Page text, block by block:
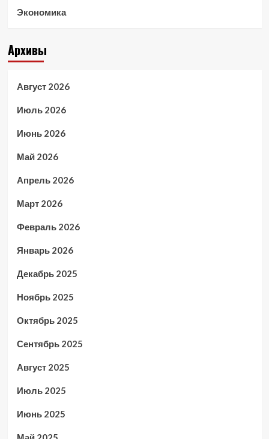
Экономика
Архивы
Август 2026
Июль 2026
Июнь 2026
Май 2026
Апрель 2026
Март 2026
Февраль 2026
Январь 2026
Декабрь 2025
Ноябрь 2025
Октябрь 2025
Сентябрь 2025
Август 2025
Июль 2025
Июнь 2025